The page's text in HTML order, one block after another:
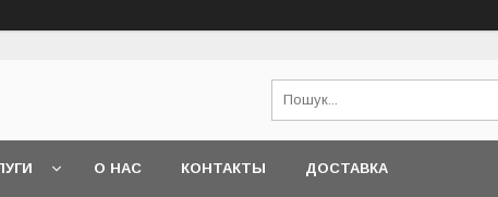
О НАС КОНТАКТЫ ДОСТАВКА